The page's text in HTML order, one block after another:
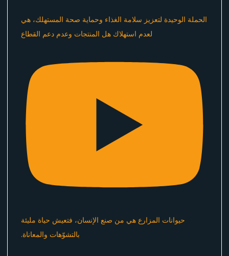
الحملة الوحيدة لتعزيز سلامة الغذاء وحماية صحة المستهلك، هي
لعدم استهلاك هل المنتجات وعدم دعم القطاع